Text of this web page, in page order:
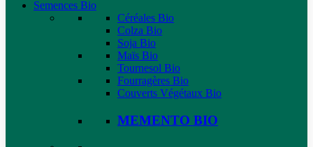
Semences Bio
Céréales Bio
Colza Bio
Soja Bio
Maïs Bio
Tournesol Bio
Fourragères Bio
Couverts Végétaux Bio
MEMENTO BIO